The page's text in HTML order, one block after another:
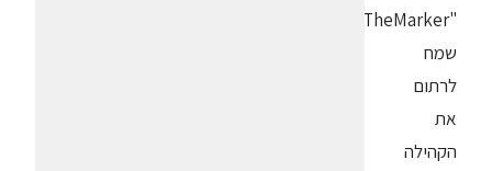
"TheMarker
שמח
לרתום
את
הקהילה